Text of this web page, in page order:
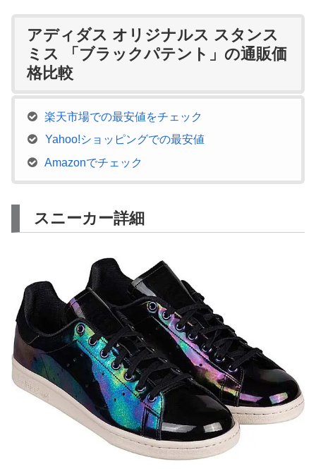
アディダス オリジナルス スタンス
ミス 「ブラックパテント」の通販価
格比較
楽天市場での最安値をチェック
Yahoo!ショッピングでの最安値
Amazonでチェック
スニーカー詳細